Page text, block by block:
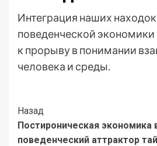
Интеграция наших
поведенческой
к прорыву в понимании
человека и среды.
Post
Navigation
Назад
Постироническая экономика
поведенческий аттрактор